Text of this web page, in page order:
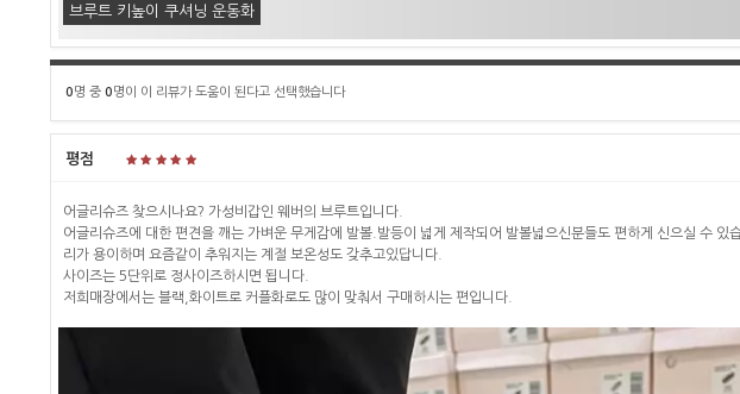
브루트 키높이 쿠셔닝 운동화
0명 중 0명이 이 리뷰가 도움이 된다고 선택했습니다
평점
어글리슈즈 찾으시나요? 가성비갑인 웨버의 브루트입니다.
어글리슈즈에 대한 편견을 깨는 가벼운 무게감에 발볼.발등이 넓게 제작되어 발볼넓으신분들도 편하게 신으실 수 있
리가 용이하며 요즘같이 추워지는 계절 보온성도 갖추고있답니다.
사이즈는 5단위로 정사이즈하시면 됩니다.
저희매장에서는 블랙,화이트로 커플화로도 많이 맞춰서 구매하시는 편입니다.